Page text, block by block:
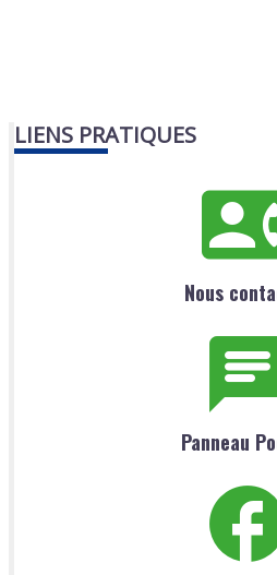
LIENS PRATIQUES
Nous
Panneau